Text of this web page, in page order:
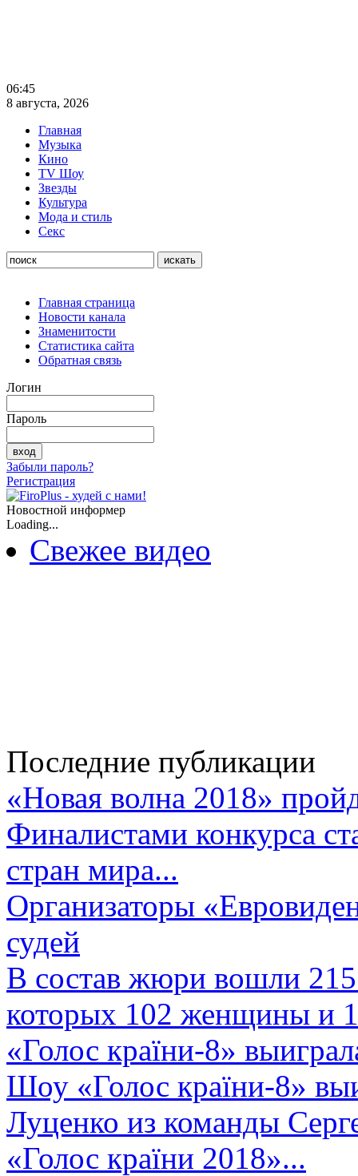
06:45
8 августа, 2026
Главная
Музыка
Кино
TV Шоу
Звезды
Культура
Мода и стиль
Секс
Главная страница
Новости канала
Знаменитости
Статистика сайта
Обратная связь
Логин
Пароль
Забыли пароль?
Регистрация
Новостной информер
Loading...
Свежее видео
Последние публикации
«Новая волна 2018»
Финалистами конкурса
стран мира...
Организаторы
судей
В состав жюри вошли 215
которых 102 женщины и
«Голос країни-8»
Шоу «Голос країни-8»
Луценко из команды
«Голос країни 2018»...